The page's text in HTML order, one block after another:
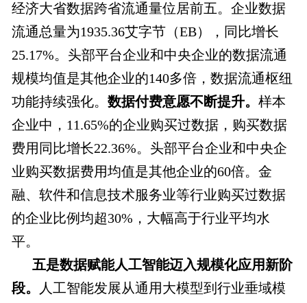
经济大省数据跨省流通量位居前五。企业数据
流通总量为1935.36艾字节（EB），同比增长
25.17%。头部平台企业和中央企业的数据流通
规模均值是其他企业的140多倍，数据流通枢纽
功能持续强化。数据付费意愿不断提升。样本
企业中，11.65%的企业购买过数据，购买数据
费用同比增长22.36%。头部平台企业和中央企
业购买数据费用均值是其他企业的60倍。金
融、软件和信息技术服务业等行业购买过数据
的企业比例均超30%，大幅高于行业平均水
平。
五是数据赋能人工智能迈入规模化应用新阶
段。
人工智能发展从通用大模型到行业垂域模